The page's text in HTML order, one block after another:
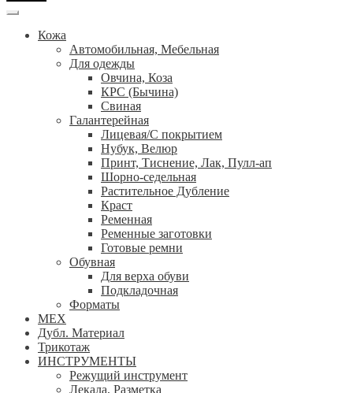
Кожа
Автомобильная, Мебельная
Для одежды
Овчина, Коза
КРС (Бычина)
Свиная
Галантерейная
Лицевая/С покрытием
Нубук, Велюр
Принт, Тиснение, Лак, Пулл-ап
Шорно-седельная
Растительное Дубление
Краст
Ременная
Ременные заготовки
Готовые ремни
Обувная
Для верха обуви
Подкладочная
Форматы
МЕХ
Дубл. Материал
Трикотаж
ИНСТРУМЕНТЫ
Режущий инструмент
Лекала, Разметка